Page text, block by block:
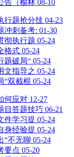
告（榆林 08-10
行题抢分技 04-23
冲刺备考: 01-30
彻执行题 05-24
格式 05-24
题破局“ 05-24
文指导之 05-24
“双截棍 05-24
何应对 12-27
目答题技巧 06-21
件学习提 05-24
身经验提 05-24
“不无聊 05-24
要点 05-20